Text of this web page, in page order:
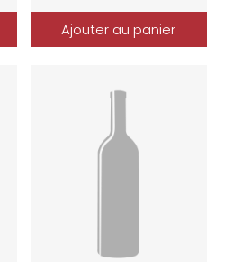
Ajouter au panier